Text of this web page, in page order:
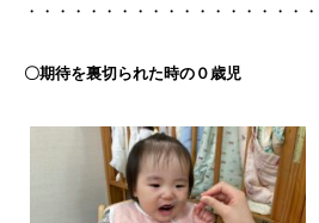
・・・・・・・・・・・・・・・・・・
〇期待を裏切られた時の０歳児